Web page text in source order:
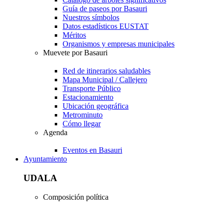
Guía de paseos por Basauri
Nuestros símbolos
Datos estadísticos EUSTAT
Méritos
Organismos y empresas municipales
Muevete por Basauri
Red de itinerarios saludables
Mapa Municipal / Callejero
Transporte Público
Estacionamiento
Ubicación geográfica
Metrominuto
Cómo llegar
Agenda
Eventos en Basauri
Ayuntamiento
UDALA
Composición política